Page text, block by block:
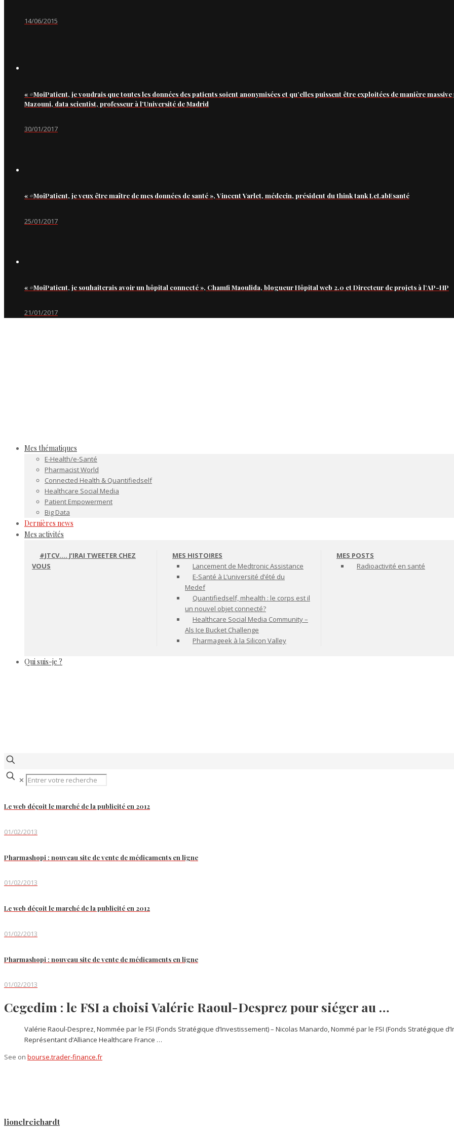
14/06/2015
« #MoiPatient, je voudrais que toutes les données des patients soient anonymisées et qu’elles puissent être exploitées de manière
Mazouni, data scientist, professeur à l’Université de Madrid
30/01/2017
« #MoiPatient, je veux être maître de mes données de santé », Vincent Varlet, médecin, président du think tank LeLabEsanté
25/01/2017
« #MoiPatient, je souhaiterais avoir un hôpital connecté », Chamfi Maoulida, blogueur Hôpital web 2.0 et Directeur de projets à l’AP-HP
21/01/2017
Mes thématiques
E-Health/e-Santé
Pharmacist World
Connected Health & Quantifiedself
Healthcare Social Media
Patient Empowerment
Big Data
Dernières news
Mes activités
#JTCV…. J’IRAI TWEETER CHEZ
VOUS
MES HISTOIRES
Lancement de Medtronic Assistance
E-Santé à L’université d’été du
Medef
Quantifiedself, mhealth : le corps est il
un nouvel objet connecté?
Healthcare Social Media Community –
Als Ice Bucket Challenge
Pharmageek à la Silicon Valley
MES POSTS
Radioactivité en santé
Qui suis-je ?
✕
Le web déçoit le marché de la publicité en 2012
01/02/2013
Pharmashopi : nouveau site de vente de médicaments en ligne
01/02/2013
Le web déçoit le marché de la publicité en 2012
01/02/2013
Pharmashopi : nouveau site de vente de médicaments en ligne
01/02/2013
Cegedim : le FSI a choisi Valérie Raoul-Desprez pour siéger au …
Valérie Raoul-Desprez, Nommée par le FSI (Fonds Stratégique d’Investissement) – Nicolas Manardo, Nommé par le FSI (Fonds Stratégique
Représentant d’Alliance Healthcare France …
See on bourse.trader-finance.fr
lionelreichardt